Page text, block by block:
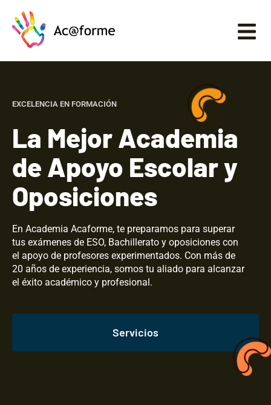
EXCELENCIA EN FORMACIÓN
La Mejor Academia
de Apoyo Escolar y
Oposiciones
En Academia Acaforme, te preparamos para superar
tus exámenes de ESO, Bachillerato y oposiciones con
el apoyo de profesores experimentados. Con más de
20 años de experiencia, somos tu aliado para alcanzar
el éxito académico y profesional.
Servicios